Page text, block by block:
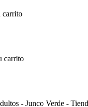
carrito
carrito